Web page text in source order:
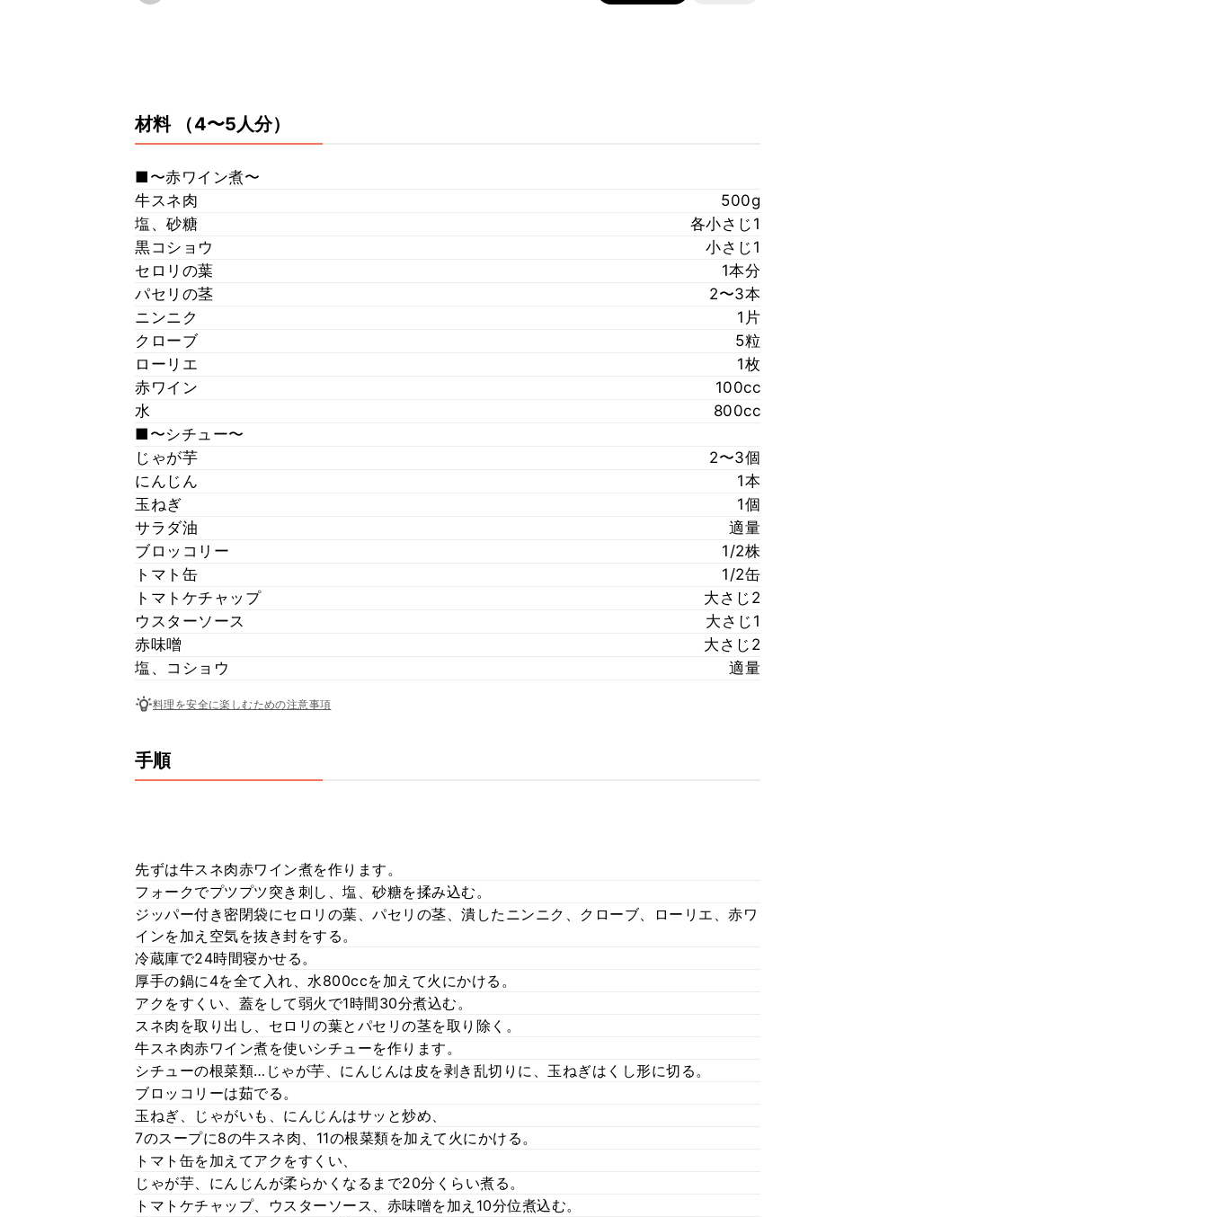
材料 （4〜5人分）
■〜赤ワイン煮〜
牛スネ肉
500g
塩、砂糖
各小さじ1
黒コショウ
小さじ1
セロリの葉
1本分
パセリの茎
2〜3本
ニンニク
1片
クローブ
5粒
ローリエ
1枚
赤ワイン
100cc
水
800cc
■〜シチュー〜
じゃが芋
2〜3個
にんじん
1本
玉ねぎ
1個
サラダ油
適量
ブロッコリー
1/2株
トマト缶
1/2缶
トマトケチャップ
大さじ2
ウスターソース
大さじ1
赤味噌
大さじ2
塩、コショウ
適量
料理を安全に楽しむための注意事項
手順
先ずは牛スネ肉赤ワイン煮を作ります。
フォークでプツプツ突き刺し、塩、砂糖を揉み込む。
ジッパー付き密閉袋にセロリの葉、パセリの茎、潰したニンニク、クローブ、ローリエ、赤ワ
インを加え空気を抜き封をする。
冷蔵庫で24時間寝かせる。
厚手の鍋に4を全て入れ、水800ccを加えて火にかける。
アクをすくい、蓋をして弱火で1時間30分煮込む。
スネ肉を取り出し、セロリの葉とパセリの茎を取り除く。
牛スネ肉赤ワイン煮を使いシチューを作ります。
シチューの根菜類…じゃが芋、にんじんは皮を剥き乱切りに、玉ねぎはくし形に切る。
ブロッコリーは茹でる。
玉ねぎ、じゃがいも、にんじんはサッと炒め、
7のスープに8の牛スネ肉、11の根菜類を加えて火にかける。
トマト缶を加えてアクをすくい、
じゃが芋、にんじんが柔らかくなるまで20分くらい煮る。
トマトケチャップ、ウスターソース、赤味噌を加え10分位煮込む。